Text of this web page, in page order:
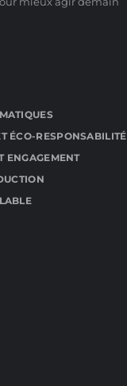
ÉCO-RESPONSABILITÉ
ENGAGEMENT